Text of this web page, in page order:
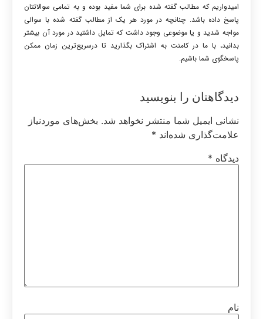
امیدواریم که مطالب گفته شده برای شما مفید بوده و به تمامی سوالاتتان
پاسخ داده باشد. چنانچه در مورد هر یک از مطالب گفته شده با سوالی
مواجه شدید و یا موضوعی وجود داشت که تمایل داشتید در مورد آن بیشتر
بدانید، با ما در کامنت به اشتراک بگذارید تا درسریع‌ترین زمان ممکن
پاسخگوی شما باشیم.
دیدگاهتان را بنویسید
نشانی ایمیل شما منتشر نخواهد شد. بخش‌های موردنیاز
علامت‌گذاری شده‌اند *
دیدگاه *
نام